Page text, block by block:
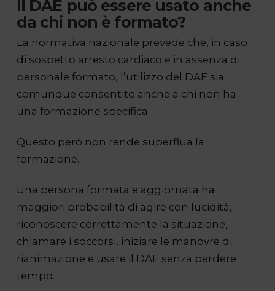
Il DAE può essere usato anche
da chi non è formato?
La normativa nazionale prevede che, in caso
di sospetto arresto cardiaco e in assenza di
personale formato, l’utilizzo del DAE sia
comunque consentito anche a chi non ha
una formazione specifica.
Questo però non rende superflua la
formazione.
Una persona formata e aggiornata ha
maggiori probabilità di agire con lucidità,
riconoscere correttamente la situazione,
chiamare i soccorsi, iniziare le manovre di
rianimazione e usare il DAE senza perdere
tempo.